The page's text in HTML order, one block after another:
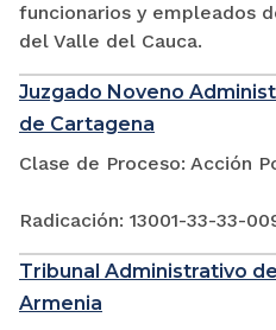
funcionarios y empleados
del Valle del Cauca.
Juzgado Noveno
de Cartagena
Clase de Proceso: Acción
Radicación: 13001-33-33-
Tribunal Administrativo
Armenia